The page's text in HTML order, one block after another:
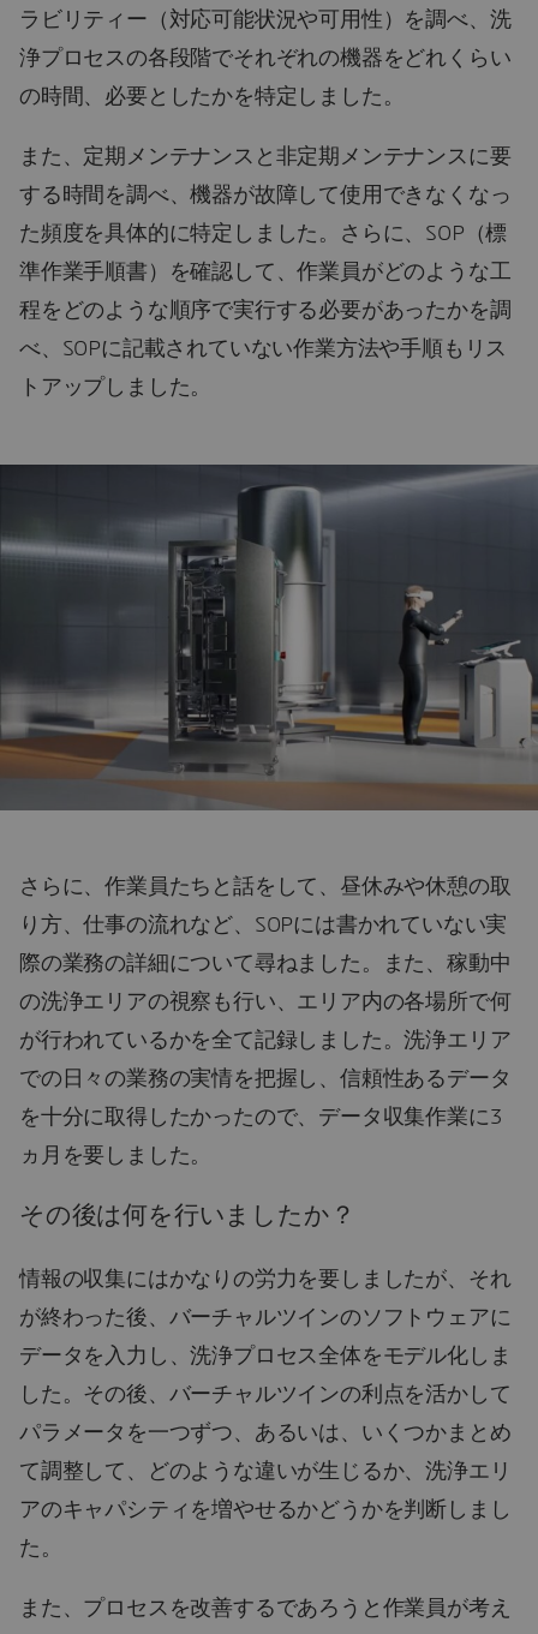
ラビリティー（対応可能状況や可用性）を調べ、洗
浄プロセスの各段階でそれぞれの機器をどれくらい
の時間、必要としたかを特定しました。
また、定期メンテナンスと非定期メンテナンスに要
する時間を調べ、機器が故障して使用できなくなっ
た頻度を具体的に特定しました。さらに、SOP（標
準作業手順書）を確認して、作業員がどのような工
程をどのような順序で実行する必要があったかを調
べ、SOPに記載されていない作業方法や手順もリス
トアップしました。
さらに、作業員たちと話をして、昼休みや休憩の取
り方、仕事の流れなど、SOPには書かれていない実
際の業務の詳細について尋ねました。また、稼動中
の洗浄エリアの視察も行い、エリア内の各場所で何
が行われているかを全て記録しました。洗浄エリア
での日々の業務の実情を把握し、信頼性あるデータ
を十分に取得したかったので、データ収集作業に3
ヵ月を要しました。
その後は何を行いましたか？
情報の収集にはかなりの労力を要しましたが、それ
が終わった後、バーチャルツインのソフトウェアに
データを入力し、洗浄プロセス全体をモデル化しま
した。その後、バーチャルツインの利点を活かして
パラメータを一つずつ、あるいは、いくつかまとめ
て調整して、どのような違いが生じるか、洗浄エリ
アのキャパシティを増やせるかどうかを判断しまし
た。
また、プロセスを改善するであろうと作業員が考え